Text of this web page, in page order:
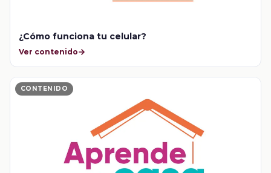
¿Cómo funciona tu celular?
Ver contenido
CONTENIDO